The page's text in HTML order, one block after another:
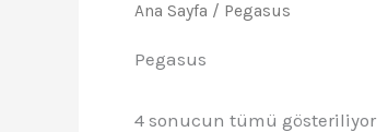
Ana Sayfa / Pegasus
Pegasus
4 sonucun tümü gösteriliyorEn